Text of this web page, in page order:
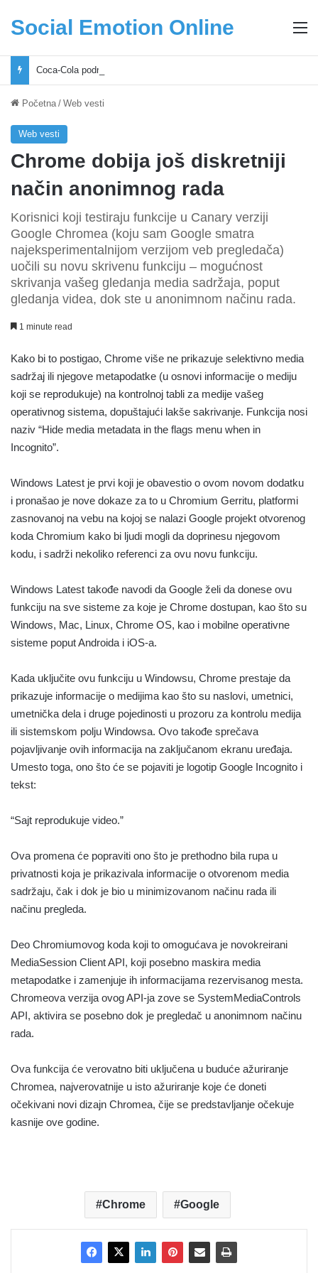
Social Emotion Online
Početna / Web vesti
Web vesti
Chrome dobija još diskretniji
način anonimnog rada
Korisnici koji testiraju funkcije u Canary verziji
Google Chromea (koju sam Google smatra
najeksperimentalnijom verzijom veb pregledača)
uočili su novu skrivenu funkciju – mogućnost
skrivanja vašeg gledanja media sadržaja, poput
gledanja videa, dok ste u anonimnom načinu rada.
1 minute read
Kako bi to postigao, Chrome više ne prikazuje selektivno media
sadržaj ili njegove metapodatke (u osnovi informacije o mediju
koji se reprodukuje) na kontrolnoj tabli za medije vašeg
operativnog sistema, dopuštajući lakše sakrivanje. Funkcija nosi
naziv “Hide media metadata in the flags menu when in
Incognito”.
Windows Latest je prvi koji je obavestio o ovom novom dodatku
i pronašao je nove dokaze za to u Chromium Gerritu, platformi
zasnovanoj na vebu na kojoj se nalazi Google projekt otvorenog
koda Chromium kako bi ljudi mogli da doprinesu njegovom
kodu, i sadrži nekoliko referenci za ovu novu funkciju.
Windows Latest takođe navodi da Google želi da donese ovu
funkciju na sve sisteme za koje je Chrome dostupan, kao što su
Windows, Mac, Linux, Chrome OS, kao i mobilne operativne
sisteme poput Androida i iOS-a.
Kada uključite ovu funkciju u Windowsu, Chrome prestaje da
prikazuje ​​informacije o medijima kao što su naslovi, umetnici,
umetnička dela i druge pojedinosti u prozoru za kontrolu medija
ili sistemskom polju Windowsa. Ovo takođe sprečava
pojavljivanje ovih informacija na zaključanom ekranu uređaja.
Umesto toga, ono što će se pojaviti je logotip Google Incognito i
tekst:
“Sajt reprodukuje video.”
Ova promena će popraviti ono što je prethodno bila rupa u
privatnosti koja je prikazivala informacije o otvorenom media
sadržaju, čak i dok je bio u minimizovanom načinu rada ili
načinu pregleda.
Deo Chromiumovog koda koji to omogućava je novokreirani
MediaSession Client API, koji posebno maskira media
metapodatke i zamenjuje ih informacijama rezervisanog mesta.
Chromeova verzija ovog API-ja zove se SystemMediaControls
API, aktivira se posebno dok je pregledač u anonimnom načinu
rada.
Ova funkcija će verovatno biti uključena u buduće ažuriranje
Chromea, najverovatnije u isto ažuriranje koje će doneti
očekivani novi dizajn Chromea, čije se predstavljanje očekuje
kasnije ove godine.
Chrome Google